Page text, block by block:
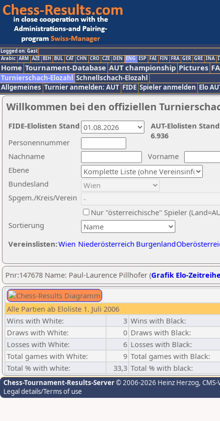
Logged on: Gast
Arabic ARM AZE BIH BUL CAT CHN CRO CZE DEN ENG ESP FAI FIN FRA GER GRE INA
Home Tournament-Database AUT championship Pictures
Turnierschach-Elozahl Schnellschach-Elozahl
Allgemeines Turnier anmelden: AUT FIDE Spieler anmelden Elo
Willkommen bei den offiziellen
Nachname
Vorname
Ebene
Sortierung
Personennummer
Bundesland
Spgem./Kreis/Verein
Nur "österreichische" Spieler
Vereinslisten:Wien Niederösterreich Burgenland
AUT-Elolisten
6.936
FIDE-Elolisten Stand
Pnr:147678 Name: Paul-Laurence Pillhofer (Grafik Elo-
Alle Partien ab Eloliste 1. Juli 2006
Wins with White:
3 Wins with Black:
Draws with White:
0 Draws with Black:
Losses with White:
6 Losses with Black:
Total games with White:
9 Total games with Black:
Total % with white:
33,3 Total % with black:
Chess-Tournament-Results-Server© 2006-2026 Heinz Herzog,
Legal details/Terms of use